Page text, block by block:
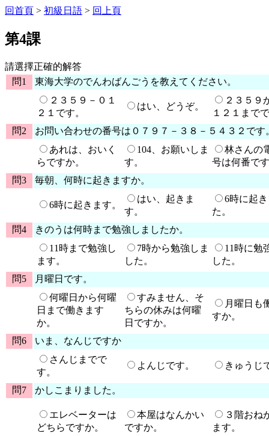
回首頁 > 初級日語 > 回上頁
第4課
請選擇正確的解答
問1
東海大学のでんわばんごうを教えてください。
２３５９－０１
２１です。
はい、どうぞ。
２３５９
１２１まで
問2
お問い合わせの番号は０７９７－３８－５４３２です
あれは、おいく
らですか。
104、お願いしま
す。
林さんの
号は何番で
問3
毎朝、何時に起きますか。
6時に起きます。
はい、起きま
す。
6時に起
た。
問4
きのうは何時まで勉強しましたか。
11時まで勉強し
ます。
7時から勉強しま
した。
11時に勉
した。
問5
月曜日です。
何曜日から何曜
日まで働きます
か。
すみません、そ
ちらの休みは何曜
日ですか。
月曜日も
すか。
問6
いま、なんじですか
さんじまでで
す。
よんじです。 きゅうじ
問7 かしこまりました。
エレベーターは
どちらですか。
本屋はなんかい
ですか。
３階おね
ます。